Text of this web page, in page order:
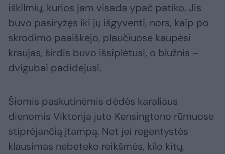
iškilmių, kurios jam visada ypač patiko. Jis
buvo pasiryžęs iki jų išgyventi, nors, kaip po
skrodimo paaiškėjo, plaučiuose kaupėsi
kraujas, širdis buvo išsiplėtusi, o blužnis –
dvigubai padidėjusi.
Šiomis paskutinėmis dėdės karaliaus
dienomis Viktorija juto Kensingtono rūmuose
stiprėjančią įtampą. Net jei regentystės
klausimas nebeteko reikšmės, kilo kitų,